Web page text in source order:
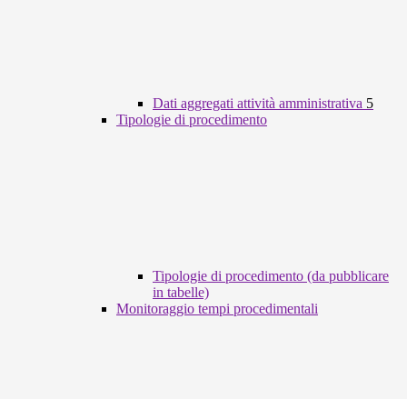
Dati aggregati attività amministrativa 5
Tipologie di procedimento
Tipologie di procedimento (da pubblicare
in tabelle)
Monitoraggio tempi procedimentali